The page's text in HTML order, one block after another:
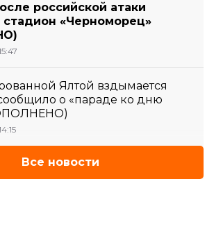
российской атаки
«Черноморец»
Ялтой вздымается
о «параде ко дню
Все новости